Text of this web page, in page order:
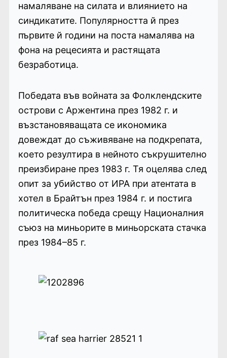
намаляване на силата и влиянието на
синдикатите. Популярността й през
първите й години на поста намалява на
фона на рецесията и растящата
безработица.
Победата във войната за Фолклендските
острови с Аржентина през 1982 г. и
възстановяващата се икономика
довеждат до съживяване на подкрепата,
което резултира в нейното съкрушително
преизбиране през 1983 г. Тя оцелява след
опит за убийство от ИРА при атентата в
хотел в Брайтън през 1984 г. и постига
политическа победа срещу Националния
съюз на миньорите в миньорската стачка
през 1984–85 г.